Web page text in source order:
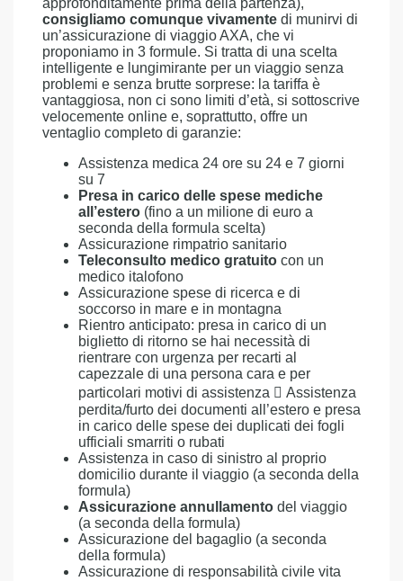
approfonditamente prima della partenza),
consigliamo comunque vivamente di munirvi di
un’assicurazione di viaggio AXA, che vi
proponiamo in 3 formule. Si tratta di una scelta
intelligente e lungimirante per un viaggio senza
problemi e senza brutte sorprese: la tariffa è
vantaggiosa, non ci sono limiti d’età, si sottoscrive
velocemente online e, soprattutto, offre un
ventaglio completo di garanzie:
Assistenza medica 24 ore su 24 e 7 giorni
su 7
Presa in carico delle spese mediche
all’estero (fino a un milione di euro a
seconda della formula scelta)
Assicurazione rimpatrio sanitario
Teleconsulto medico gratuito con un
medico italofono
Assicurazione spese di ricerca e di
soccorso in mare e in montagna
Rientro anticipato: presa in carico di un
biglietto di ritorno se hai necessità di
rientrare con urgenza per recarti al
capezzale di una persona cara e per
particolari motivi di assistenza  Assistenza
perdita/furto dei documenti all’estero e presa
in carico delle spese dei duplicati dei fogli
ufficiali smarriti o rubati
Assistenza in caso di sinistro al proprio
domicilio durante il viaggio (a seconda della
formula)
Assicurazione annullamento del viaggio
(a seconda della formula)
Assicurazione del bagaglio (a seconda
della formula)
Assicurazione di responsabilità civile vita